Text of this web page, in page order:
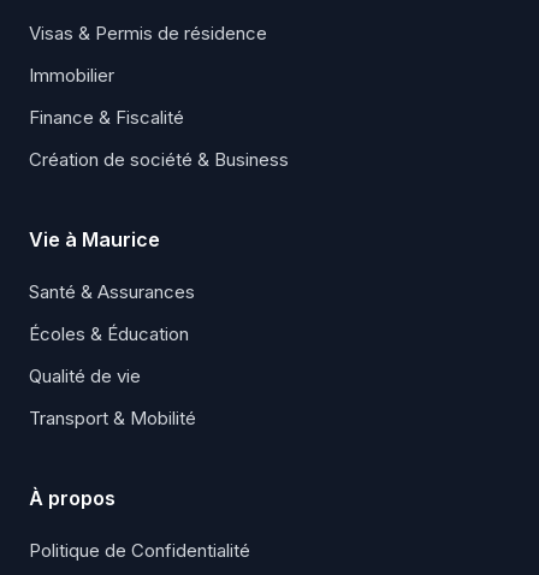
Visas & Permis de résidence
Immobilier
Finance & Fiscalité
Création de société & Business
Vie à Maurice
Santé & Assurances
Écoles & Éducation
Qualité de vie
Transport & Mobilité
À propos
Politique de Confidentialité